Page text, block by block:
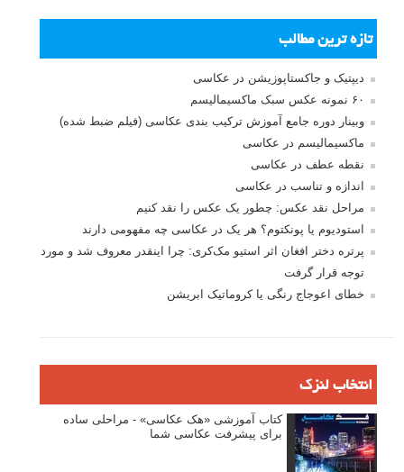
تازه ترین مطالب
دیپتیک و جاکستا‌پوزیشن در عکاسی
۶۰ نمونه عکس سبک ماکسیمالیسم
وبینار دوره جامع آموزش ترکیب بندی عکاسی (فیلم ضبط شده)
ماکسیمالیسم در عکاسی
نقطه عطف در عکاسی
اندازه و تناسب در عکاسی
مراحل نقد عکس: چطور یک عکس را نقد کنیم
استودیوم یا پونکتوم؟ هر یک در عکاسی چه مفهومی دارند
پرتره دختر افغان اثر استیو مک‌کری: چرا اینقدر معروف شد و مورد
توجه قرار گرفت
خطای اعوجاج رنگی یا کروماتیک ابریشن
انتخاب لنزک
کتاب آموزشی «هک عکاسی» - مراحلی ساده
برای پیشرفت عکاسی شما